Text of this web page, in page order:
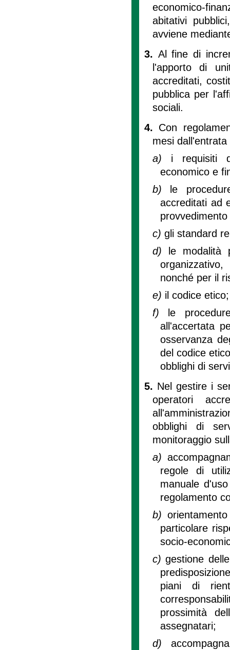
economico-
abitativi
avviene
3. Al fine di
l'apporto di
accreditati,
pubblica per
sociali.
4. Con
mesi
a) i requisiti
economico e
b)
le
accreditati ad
c) gli standard
d)
le
nonché per il
e) il codice etico;
f)
le
all'accertata
osservanza
del codice
obblighi di
5. Nel gestire i
operatori
obblighi di
monitoraggio
a)
regole di
manuale
regolamento
b)
particolare
socio-
c)gestione
piani di
prossimità
assegnatari;
d)